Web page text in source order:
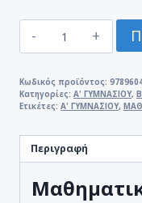
ΣΑΒΒΑΛΑΣ
(ΠΑΠΑΔΑΚΗΣ
ποσότητα
Κωδικός προϊόντος:
Κατηγορίες: Α' ΓΥΜΝΑΣΙΟΥ,
Ετικέτες: Α' ΓΥΜΝΑΣΙΟΥ,
Περιγραφή